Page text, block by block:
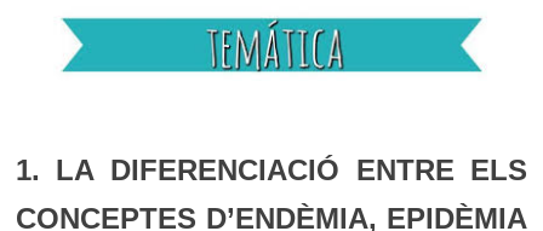
1. LA DIFERENCIACIÓ ENTRE ELS
CONCEPTES D’ENDÈMIA, EPIDÈMIA